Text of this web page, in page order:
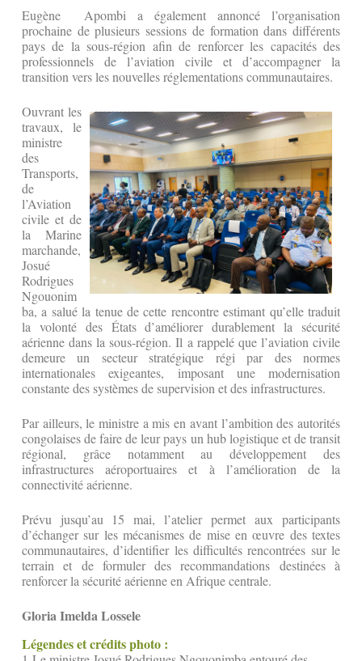
Eugène Apombi a également annoncé l’organisation
prochaine de plusieurs sessions de formation dans différents
pays de la sous-région afin de renforcer les capacités des
professionnels de l’aviation civile et d’accompagner la
transition vers les nouvelles réglementations communautaires.
Ouvrant les
travaux, le
ministre
des
Transports,
de
l’Aviation
civile et de
la Marine
marchande,
Josué
Rodrigues
Ngouonim
ba, a salué la tenue de cette rencontre estimant qu’elle traduit
la volonté des États d’améliorer durablement la sécurité
aérienne dans la sous-région. Il a rappelé que l’aviation civile
demeure un secteur stratégique régi par des normes
internationales exigeantes, imposant une modernisation
constante des systèmes de supervision et des infrastructures.
Par ailleurs, le ministre a mis en avant l’ambition des autorités
congolaises de faire de leur pays un hub logistique et de transit
régional, grâce notamment au développement des
infrastructures aéroportuaires et à l’amélioration de la
connectivité aérienne.
Prévu jusqu’au 15 mai, l’atelier permet aux participants
d’échanger sur les mécanismes de mise en œuvre des textes
communautaires, d’identifier les difficultés rencontrées sur le
terrain et de formuler des recommandations destinées à
renforcer la sécurité aérienne en Afrique centrale.
Gloria Imelda Lossele
Légendes et crédits photo :